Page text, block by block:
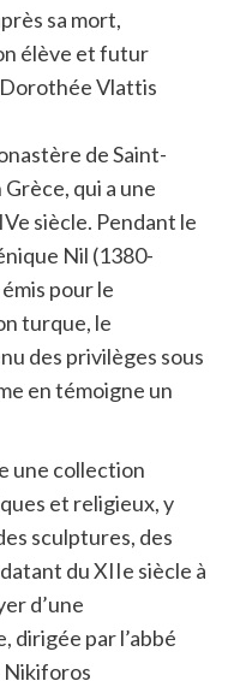
sa mort,
élève et futur
Vlattis
de Saint-
qui a une
siècle. Pendant le
Nil (1380-
pour le
turque, le
des privilèges sous
en témoigne un
une collection
et religieux, y
sculptures, des
du XIIe siècle à
d’une
dirigée par l’abbé
Nikiforos